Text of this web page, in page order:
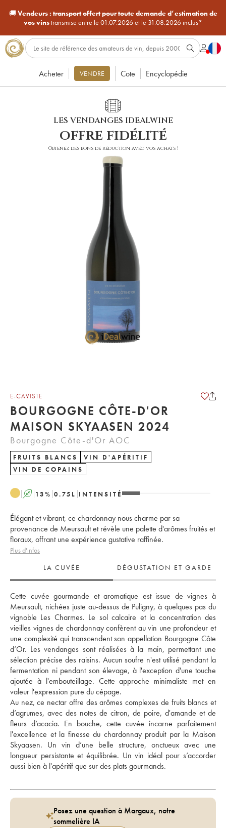
🚚Vendeurs : transport offert pour toute demande d’estimation de
vos vinstransmise entre le 01.07.2026 et le 31.08.2026 inclus*
Acheter VENDRE Cote Encyclopédie
LES VENDANGES IDEALWINE
offre fidélité
Obtenez des bons de réduction avec vos achats !
E-CAVISTE
BOURGOGNE CÔTE-D'OR
MAISON SKYAASEN 2024
Bourgogne Côte-d'Or AOC
FRUITS BLANCS
VIN D'APÉRITIF
VIN DE COPAINS
A 13% 0.75 L INTENSITÉ
Élégant et vibrant, ce chardonnay nous charme par sa
provenance de Meursault et révèle une palette d'arômes fruités et
floraux, offrant une expérience gustative raffinée.
Plus d'infos
LA CUVÉE
DÉGUSTATION ET GARDE
Cette cuvée gourmande et aromatique est issue de vignes à
Meursault, nichées juste au-dessus de Puligny, à quelques pas du
vignoble Les Charmes. Le sol calcaire et la concentration des
vieilles vignes de chardonnay confèrent au vin une profondeur et
une complexité qui transcendent son appellation Bourgogne Côte
d’Or. Les vendanges sont réalisées à la main, permettant une
sélection précise des raisins. Aucun soufre n'est utilisé pendant la
fermentation ni pendant son élevage, à l'exception d'une touche
ajoutée à l'embouteillage. Cette approche minimaliste met en
valeur l'expression pure du cépage.
Au nez, ce nectar offre des arômes complexes de fruits blancs et
d’agrumes, avec des notes de citron, de poire, d'amande et de
fleurs d’acacia. En bouche, cette cuvée incarne parfaitement
l'excellence et la finesse du chardonnay produit par la Maison
Skyaasen. Un vin d’une belle structure, onctueux avec une
longueur persistante et équilibrée. Un vin idéal pour s’accorder
aussi bien à l'apéritif que sur des plats gourmands.
Posez une question à Margaux, notre
sommelière IA